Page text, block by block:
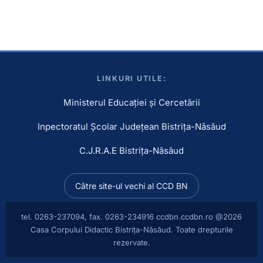
LINKURI UTILE:
Ministerul Educației și Cercetării
Inpectoratul Școlar Județean Bistrița-Năsăud
C.J.R.A.E Bistrița-Năsăud
Către site-ul vechi al CCD BN
tel. 0263-237094, fax. 0263-234916 ccdbn.ccdbn.ro @2026
Casa Corpului Didactic Bistrița-Năsăud. Toate drepturile
rezervate.